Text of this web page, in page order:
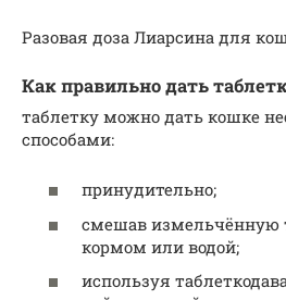
Разовая доза Лиарсина для
Как правильно дать
таблетку можно дать кошке
способами:
принудительно;
смешав измельчённую
кормом или водой;
используя